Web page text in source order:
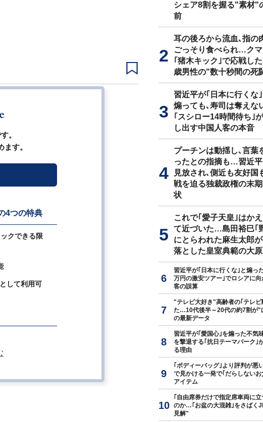
。
す。
4つの特典
クできる限
して利用可
シェア8割を握る"素材"
前
耳の後ろから流血､指の
ごっそり食べられ…ク
｢猪木キック｣で応戦し
歳男性の"数十秒間の死
習近平が｢日本に行くな
煽っても､寿司は奪えな
｢スシロー14時間待ち｣
し出す中国人客の本音
プーチンは動揺し､言葉
ったとの指摘も…習近
見放され､側近も友好国
戦を迫る独裁政権の末
状
これで｢愛子天皇｣はか
て近づいた…島田裕巳｢
にとらわれた麻生太郎
落とした皇室典範の大
習近平が｢日本に行くな｣と煽っ
万円の激安ツアー｣でロシアに
客の誤算
"テレビ大好き"高齢者の｢テレビ
た…10代後半～20代の約7割が"
の最新データ
習近平が｢愛国心｣を煽った不気
を撃退する｢抗日テーマパーク｣
る理由
｢ボディーバッグ｣より評判が悪
で見かける一発で｢だらしない
アイテム
｢自由席券だけで指定席車両に
のか…｢お盆の大混雑｣をさばく
見解"